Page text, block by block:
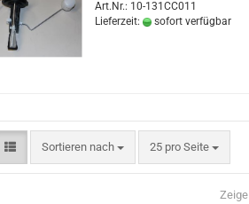
Art.Nr.: 10-131CC011
Lieferzeit:
sofort verfügbar
Sortieren nach 25 pro Seite
Zeige